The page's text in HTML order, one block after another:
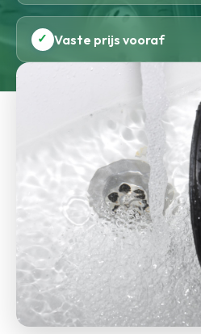
✓ Vaste prijs vooraf